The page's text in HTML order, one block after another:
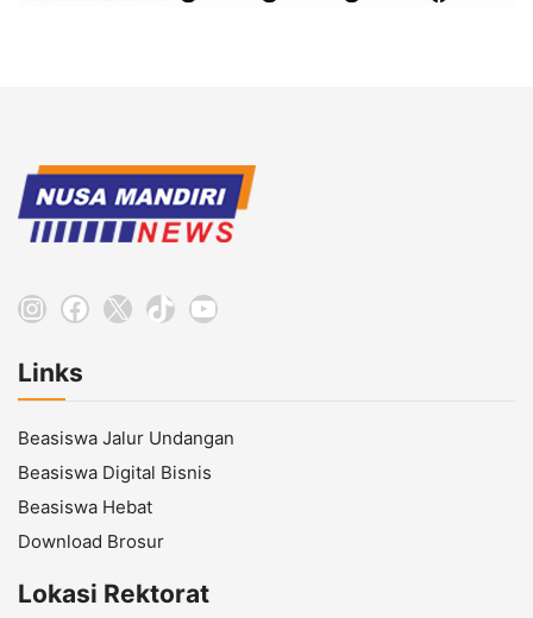
Instagram
Facebook
X TikTokYouTube
Links
Beasiswa Jalur Undangan
Beasiswa Digital Bisnis
Beasiswa Hebat
Download Brosur
Lokasi Rektorat